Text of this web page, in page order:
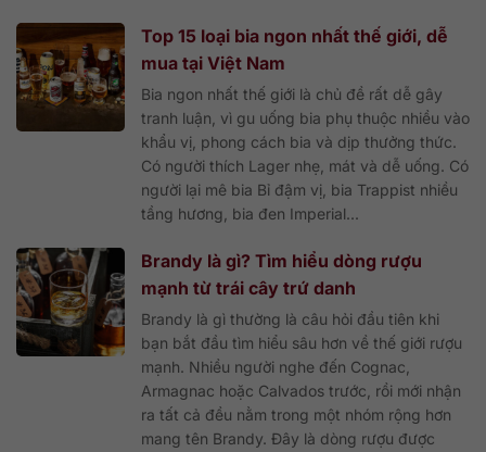
Top 15 loại bia ngon nhất thế giới, dễ
mua tại Việt Nam
Bia ngon nhất thế giới là chủ đề rất dễ gây
tranh luận, vì gu uống bia phụ thuộc nhiều vào
khẩu vị, phong cách bia và dịp thưởng thức.
Có người thích Lager nhẹ, mát và dễ uống. Có
người lại mê bia Bỉ đậm vị, bia Trappist nhiều
tầng hương, bia đen Imperial...
Brandy là gì? Tìm hiểu dòng rượu
mạnh từ trái cây trứ danh
Brandy là gì thường là câu hỏi đầu tiên khi
bạn bắt đầu tìm hiểu sâu hơn về thế giới rượu
mạnh. Nhiều người nghe đến Cognac,
Armagnac hoặc Calvados trước, rồi mới nhận
ra tất cả đều nằm trong một nhóm rộng hơn
mang tên Brandy. Đây là dòng rượu được